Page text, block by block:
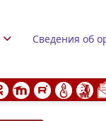
Сведения об